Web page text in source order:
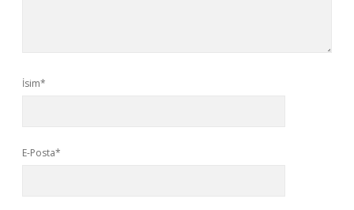
İsim*
E-Posta*